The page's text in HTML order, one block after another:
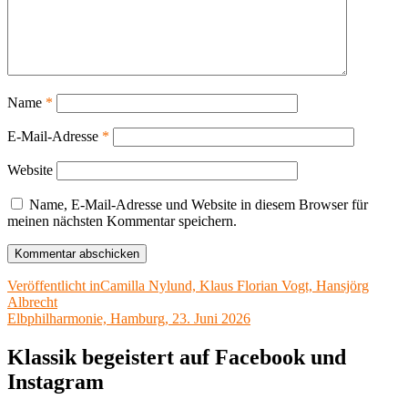
Name *
E-Mail-Adresse *
Website
Name, E-Mail-Adresse und Website in diesem Browser für
meinen nächsten Kommentar speichern.
Beitragsnavigation
Veröffentlicht inCamilla Nylund, Klaus Florian Vogt, Hansjörg
Albrecht
Elbphilharmonie, Hamburg, 23. Juni 2026
Klassik begeistert auf Facebook und
Instagram